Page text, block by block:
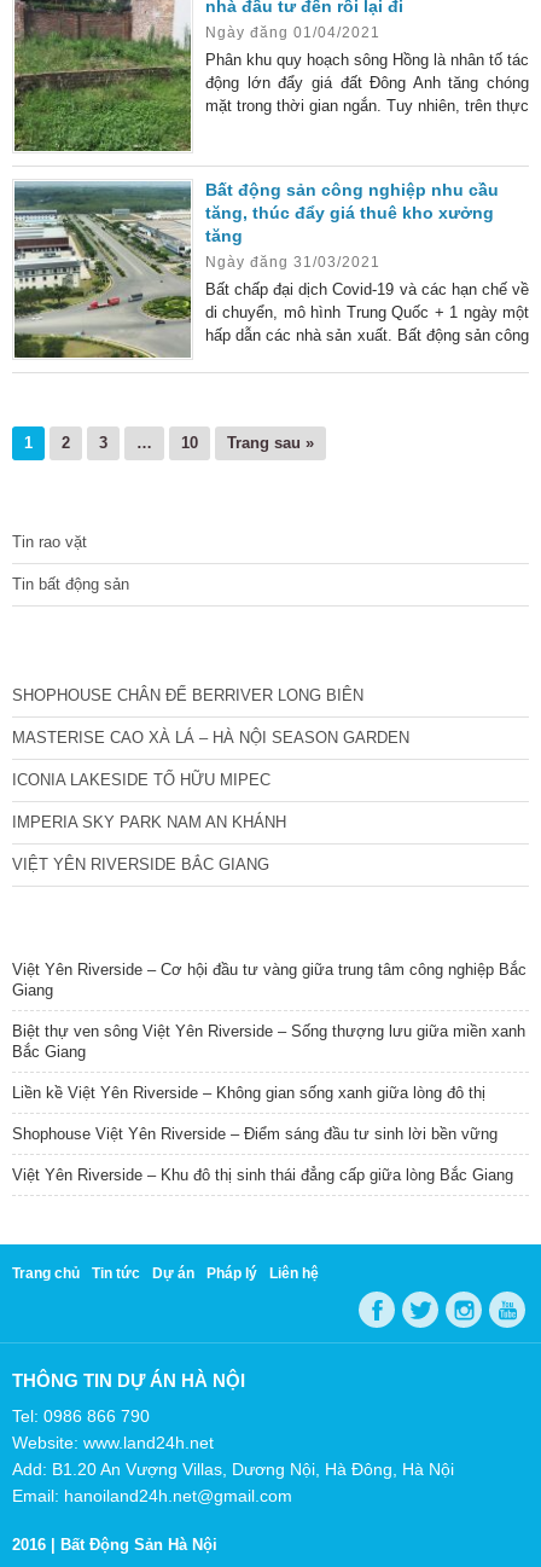
khảo và hiểu rõ hơn về khu đất này. Điểm đặc
biệt về vị trí của khu đất dịch vụ
nhà đầu tư đến rồi lại đi
Ngày đăng 01/04/2021
Phân khu quy hoạch sông Hồng là nhân tố tác
động lớn đẩy giá đất Đông Anh tăng chóng
mặt trong thời gian ngắn. Tuy nhiên, trên thực
quy hoạch phân khu đô thị sông Hồng dự kiến
phê duyệt vào tháng 6, có chiều dài khoảng
40 km bắt đầu từ cầu Hồng Hà đến cầu Mễ
Sở. Tổng diện
Bất động sản công nghiệp nhu cầu
tăng, thúc đẩy giá thuê kho xưởng
tăng
Ngày đăng 31/03/2021
Bất chấp đại dịch Covid-19 và các hạn chế về
di chuyển, mô hình Trung Quốc + 1 ngày một
hấp dẫn các nhà sản xuất. Bất động sản công
1 2 3 … 10 Trang sau »
Tin rao vặt
Tin bất động sản
SHOPHOUSE CHÂN ĐẾ BERRIVER LONG BIÊN
MASTERISE CAO XÀ LÁ – HÀ NỘI SEASON GARDEN
ICONIA LAKESIDE TỐ HỮU MIPEC
IMPERIA SKY PARK NAM AN KHÁNH
VIỆT YÊN RIVERSIDE BẮC GIANG
Việt Yên Riverside – Cơ hội đầu tư vàng giữa trung tâm công nghiệp Bắc
Giang
Biệt thự ven sông Việt Yên Riverside – Sống thượng lưu giữa miền xanh
Bắc Giang
Liền kề Việt Yên Riverside – Không gian sống xanh giữa lòng đô thị
Shophouse Việt Yên Riverside – Điểm sáng đầu tư sinh lời bền vững
Việt Yên Riverside – Khu đô thị sinh thái đẳng cấp giữa lòng Bắc Giang
Trang chủ Tin tức Dự án Pháp lý Liên hệ
THÔNG TIN DỰ ÁN HÀ NỘI
Tel: 0986 866 790
Website: www.land24h.net
Add: B1.20 An Vượng Villas, Dương Nội, Hà Đông, Hà Nội
Email: hanoiland24h.net@gmail.com
2016 | Bất Động Sản Hà Nội